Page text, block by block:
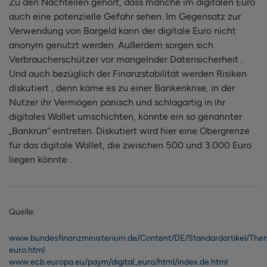
auch eine potenzielle Gefahr sehen. Im Gegensatz zur
Verwendung von Bargeld kann der digitale Euro nicht
anonym genutzt werden. Außerdem sorgen sich
Verbraucherschützer vor mangelnder Datensicherheit .
Und auch bezüglich der Finanzstabilität werden Risiken
diskutiert , denn käme es zu einer Bankenkrise, in der
Nutzer ihr Vermögen panisch und schlagartig in ihr
digitales Wallet umschichten, könnte ein so genannter
„Bankrun“ eintreten. Diskutiert wird hier eine Obergrenze
für das digitale Wallet, die zwischen 500 und 3.000 Euro
liegen könnte .
Quelle:
www.bundesfinanzministerium.de/Content/DE/Standardartikel/
euro.html
www.ecb.europa.eu/paym/digital_euro/html/index.de.html